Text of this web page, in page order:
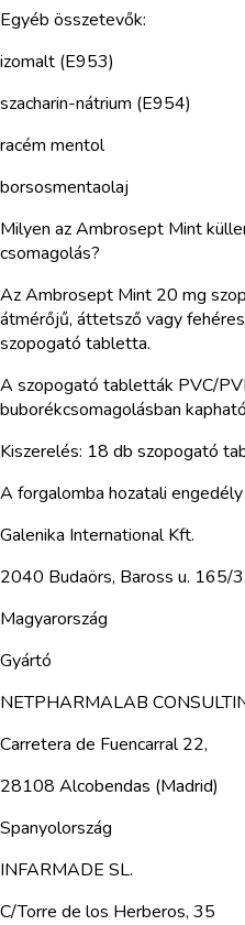
Egyéb összetevők:
izomalt (E953)
szacharin-nátrium (E954)
racém mentol
borsosmentaolaj
Milyen az Ambrosept Mint
csomagolás?
Az Ambrosept Mint 20 mg
átmérőjű, áttetsző vagy
szopogató tabletta.
A szopogató tabletták PVC/
buborékcsomagolásban
Kiszerelés: 18 db szopogató
A forgalomba hozatali
Galenika International Kft.
2040 Budaörs, Baross u. 165/3.
Magyarország
Gyártó
NETPHARMALAB
Carretera de Fuencarral 22,
28108 Alcobendas (Madrid)
Spanyolország
INFARMADE SL.
C/Torre de los Herberos, 35